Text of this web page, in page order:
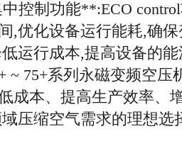
控制功能**:ECO
,优化设备运行能耗,确
运行成本,提高设备的
~ 75+系列永磁变频空压
成本、提高生产效率、
压缩空气需求的理想选